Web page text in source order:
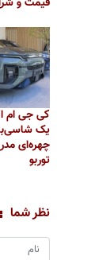
کی جی ام
یک
چهره‌ای
توربو
نظر شما